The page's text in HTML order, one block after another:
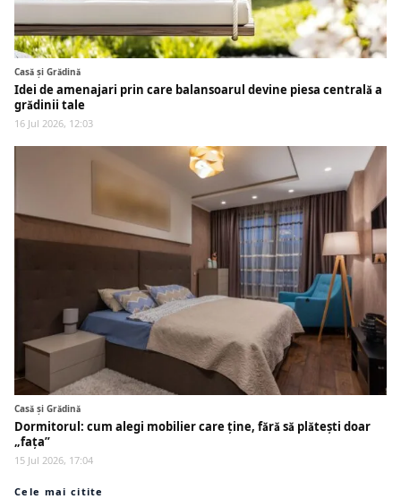
Casă și Grădină
Idei de amenajari prin care balansoarul devine piesa centrală a
grădinii tale
16 Jul 2026, 12:03
Casă și Grădină
Dormitorul: cum alegi mobilier care ține, fără să plătești doar
„fața”
15 Jul 2026, 17:04
Cele mai citite